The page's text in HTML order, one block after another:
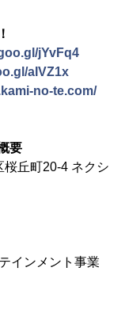
jYvFq4
aIVZ1x
no-te.com/
要
丘町20-4 ネクシ
インメント事業